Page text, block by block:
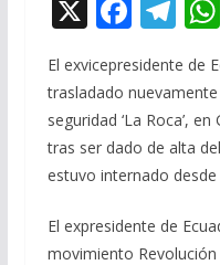
X F
ac
e
b
o
o
k
T
el
e
gr
a
m
El exvicepresidente de
trasladado
seguridad ‘La Roca’,
tras ser dado de alta
estuvo internado desde
El expresidente de
movimiento Revolución